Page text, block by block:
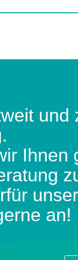
und
Ihnen
an!